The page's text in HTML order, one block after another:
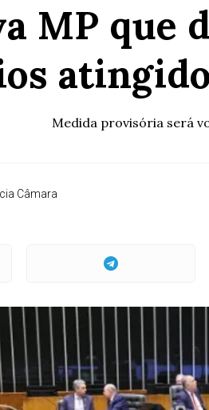
MP que
Medida provisória será
Câmara